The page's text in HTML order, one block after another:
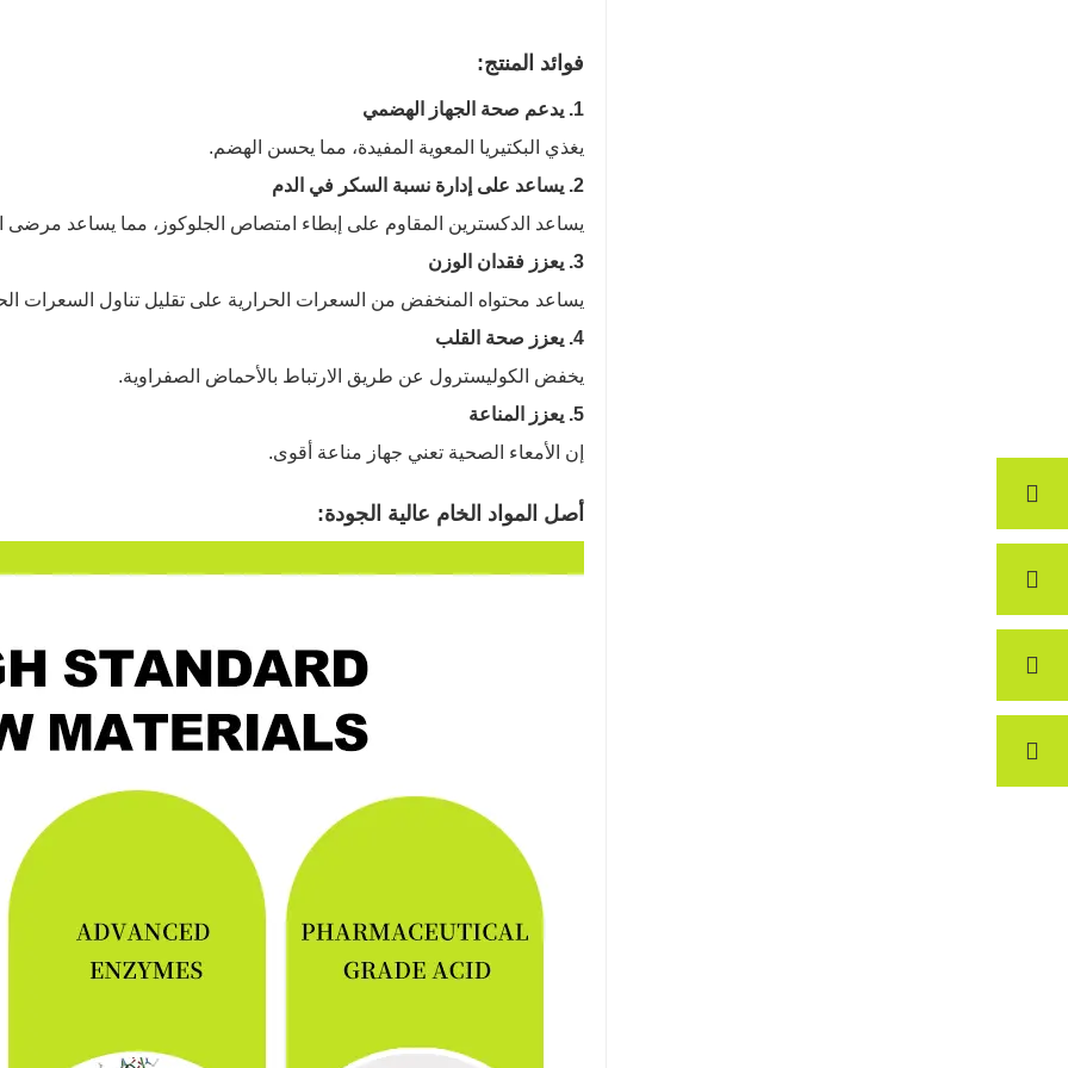
فوائد المنتج:
1. يدعم صحة الجهاز الهضمي
يغذي البكتيريا المعوية المفيدة، مما يحسن الهضم.
2. يساعد على إدارة نسبة السكر في الدم
يساعد الدكسترين المقاوم على إبطاء امتصاص الجلوكوز، مما يساعد
3. يعزز فقدان الوزن
يساعد محتواه المنخفض من السعرات الحرارية على تقليل تناول السعرات
4. يعزز صحة القلب
يخفض الكوليسترول عن طريق الارتباط بالأحماض الصفراوية.
5. يعزز المناعة
إن الأمعاء الصحية تعني جهاز مناعة أقوى.
أصل المواد الخام عالية الجودة: